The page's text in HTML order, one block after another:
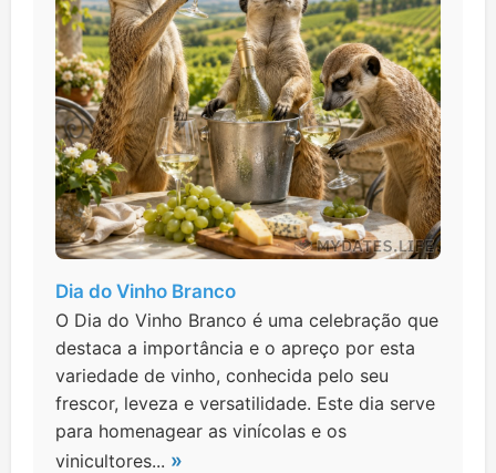
Dia do Vinho Branco
O Dia do Vinho Branco é uma celebração que
destaca a importância e o apreço por esta
variedade de vinho, conhecida pelo seu
frescor, leveza e versatilidade. Este dia serve
para homenagear as vinícolas e os
vinicultores... »